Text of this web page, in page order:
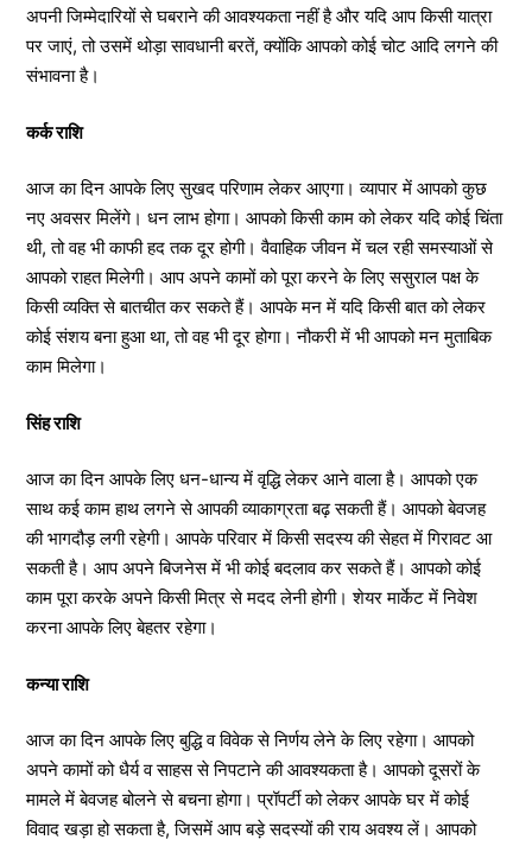
अपनी जिम्मेदारियों से घबराने की आवश्यकता नहीं है और यदि आप किसी यात्रा
पर जाएं, तो उसमें थोड़ा सावधानी बरतें, क्योंकि आपको कोई चोट आदि लगने की
संभावना है।
कर्क राशि
आज का दिन आपके लिए सुखद परिणाम लेकर आएगा। व्यापार में आपको कुछ
नए अवसर मिलेंगे। धन लाभ होगा। आपको किसी काम को लेकर यदि कोई चिंता
थी, तो वह भी काफी हद तक दूर होगी। वैवाहिक जीवन में चल रही समस्याओं से
आपको राहत मिलेगी। आप अपने कामों को पूरा करने के लिए ससुराल पक्ष के
किसी व्यक्ति से बातचीत कर सकते हैं। आपके मन में यदि किसी बात को लेकर
कोई संशय बना हुआ था, तो वह भी दूर होगा। नौकरी में भी आपको मन मुताबिक
काम मिलेगा।
सिंह राशि
आज का दिन आपके लिए धन-धान्य में वृद्धि लेकर आने वाला है। आपको एक
साथ कई काम हाथ लगने से आपकी व्याकाग्रता बढ़ सकती हैं। आपको बेवजह
की भागदौड़ लगी रहेगी। आपके परिवार में किसी सदस्य की सेहत में गिरावट आ
सकती है। आप अपने बिजनेस में भी कोई बदलाव कर सकते हैं। आपको कोई
काम पूरा करके अपने किसी मित्र से मदद लेनी होगी। शेयर मार्केट में निवेश
करना आपके लिए बेहतर रहेगा।
कन्या राशि
आज का दिन आपके लिए बुद्धि व विवेक से निर्णय लेने के लिए रहेगा। आपको
अपने कामों को धैर्य व साहस से निपटाने की आवश्यकता है। आपको दूसरों के
मामले में बेवजह बोलने से बचना होगा। प्रॉपर्टी को लेकर आपके घर में कोई
विवाद खड़ा हो सकता है, जिसमें आप बड़े सदस्यों की राय अवश्य लें। आपको